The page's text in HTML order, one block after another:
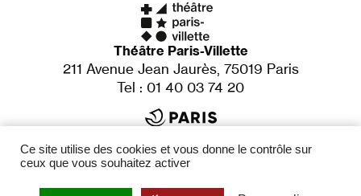
Théâtre Paris-Villette
211 Avenue Jean Jaurès, 75019 Paris
Tel : 01 40 03 74 20
DirectionAdrien de Van
Ce site utilise des cookies et vous donne le contrôle sur
ceux que vous souhaitez activer